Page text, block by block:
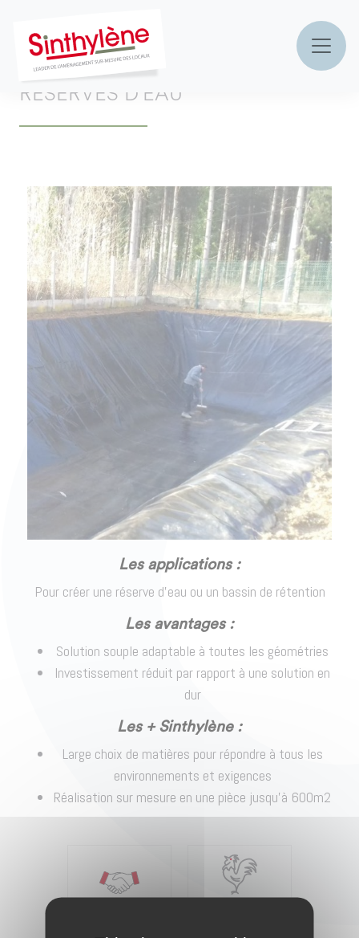
»
Réserves d’eau
RÉSERVES D’EAU
Les applications :
Pour créer une réserve d’eau ou un bassin de rétention
Les avantages :
Solution souple adaptable à toutes les géométries
Investissement réduit par rapport à une solution en
dur
Les + Sinthylène :
Large choix de matières pour répondre à tous les
environnements et exigences
Réalisation sur mesure en une pièce jusqu’à 600m2